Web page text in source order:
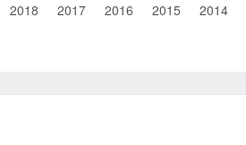
2018 2017 2016 2015 2014